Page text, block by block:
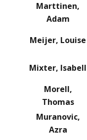
Marttinen,
Adam
Meijer, Louise
Mixter, Isabell
Morell,
Thomas
Muranovic,
Azra